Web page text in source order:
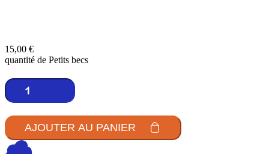
15,00 €
quantité de Petits becs
AJOUTER AU PANIER